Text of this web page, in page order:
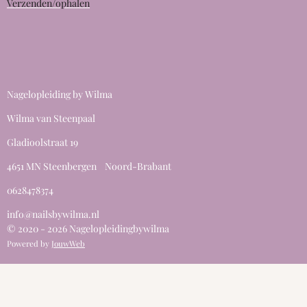
Verzenden/ophalen
Nagelopleiding by Wilma
Wilma van Steenpaal
Gladioolstraat 19
4651 MN Steenbergen Noord-Brabant
0628478374
info@nailsbywilma.nl
© 2020 - 2026 Nagelopleidingbywilma
Powered by JouwWeb